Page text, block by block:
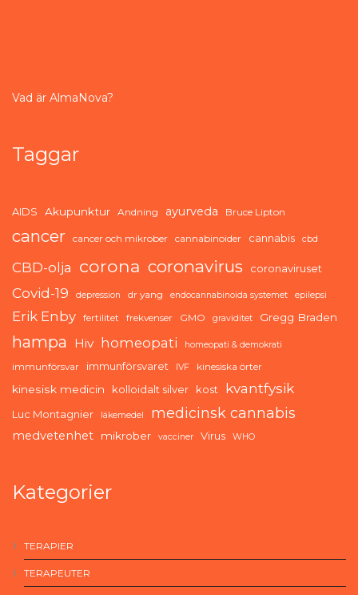
Vad är AlmaNova?
Taggar
AIDS Akupunktur Andning ayurveda Bruce Lipton
cancer cancer och mikrober cannabinoider cannabis cbd
CBD-olja corona coronavirus coronaviruset
Covid-19 depression dr yang endocannabinoida systemet epilepsi
Erik Enby fertilitet frekvenser GMO graviditet Gregg Braden
hampa Hiv homeopati homeopati & demokrati
immunförsvar immunförsvaret IVF kinesiska örter
kinesisk medicin kolloidalt silver kost kvantfysik
Luc Montagnier läkemedel medicinsk cannabis
medvetenhet mikrober vacciner Virus WHO
Kategorier
TERAPIER
TERAPEUTER